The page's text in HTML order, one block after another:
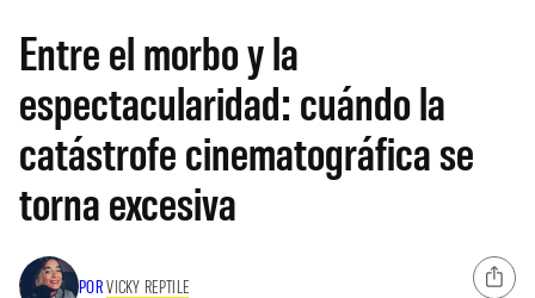
Entre el morbo y la
espectacularidad: cuándo la
catástrofe cinematográfica se
torna excesiva
PORVICKY REPTILE